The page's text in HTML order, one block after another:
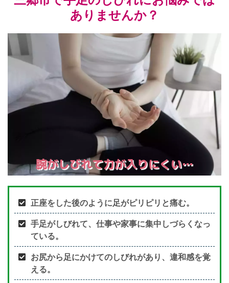
ありませんか？
腕がしびれて力が入りにくい…
正座をした後のように足がピリピリと痛む。
手足がしびれて、仕事や家事に集中しづらくなっ
ている。
お尻から足にかけてのしびれがあり、違和感を覚
える。